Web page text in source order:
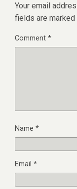
Your email
fields are marked
Comment*
Name *
Email *